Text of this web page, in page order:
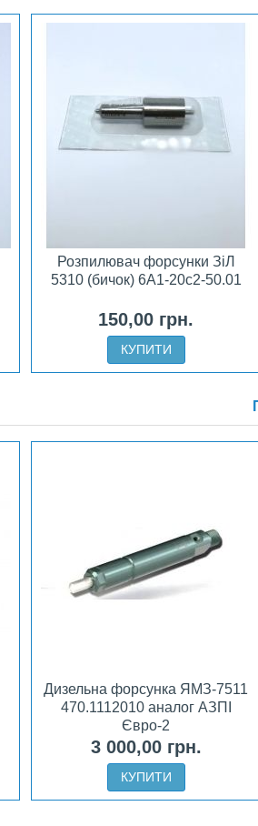
Розпилювач форсунки ЗіЛ
5310 (бичок) 6А1-20с2-50.01
150,00 грн.
КУПИТИ
Дизельна форсунка ЯМЗ-7511
470.1112010 аналог АЗПІ
Євро-2
3 000,00 грн.
КУПИТИ